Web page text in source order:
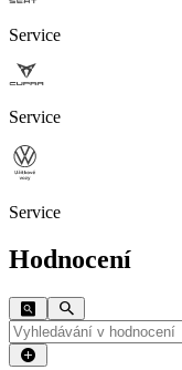
Service
Service
Service
Hodnocení